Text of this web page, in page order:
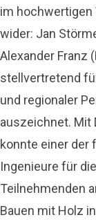
im hochwertigen
wider: Jan
Alexander Franz
stellvertretend
und regionaler
auszeichnet. Mit
konnte einer der
Ingenieure für
Teilnehmenden
Bauen mit Holz